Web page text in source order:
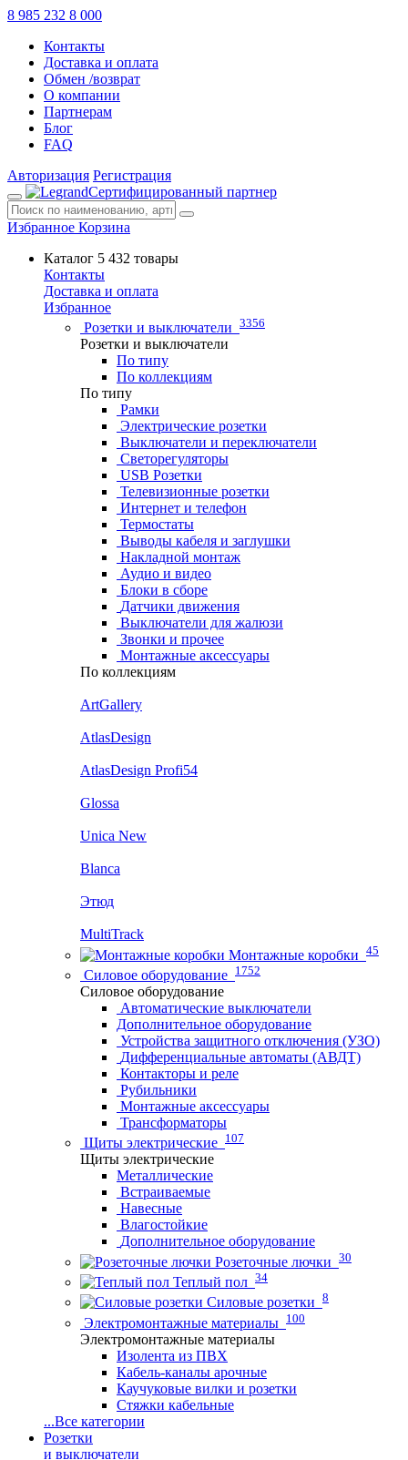
8 985 232 8 000
Контакты
Доставка и оплата
Обмен /возврат
О компании
Партнерам
Блог
FAQ
Авторизация Регистрация
Сертифицированный партнер
Избранное Корзина
Каталог 5 432 товары
Контакты
Доставка и оплата
Избранное
Розетки и выключатели 3356
Розетки и выключатели
По типу
По коллекциям
По типу
Рамки
Электрические розетки
Выключатели и переключатели
Светорегуляторы
USB Розетки
Телевизионные розетки
Интернет и телефон
Термостаты
Выводы кабеля и заглушки
Накладной монтаж
Аудио и видео
Блоки в сборе
Датчики движения
Выключатели для жалюзи
Звонки и прочее
Монтажные аксессуары
По коллекциям
ArtGallery
AtlasDesign
AtlasDesign Profi54
Glossa
Unica New
Blanca
Этюд
MultiTrack
Монтажные коробки 45
Силовое оборудование 1752
Силовое оборудование
Автоматические выключатели
Дополнительное оборудование
Устройства защитного отключения (УЗО)
Дифференциальные автоматы (АВДТ)
Контакторы и реле
Рубильники
Монтажные аксессуары
Трансформаторы
Щиты электрические 107
Щиты электрические
Металлические
Встраиваемые
Навесные
Влагостойкие
Дополнительное оборудование
Розеточные лючки 30
Теплый пол 34
Силовые розетки 8
Электромонтажные материалы 100
Электромонтажные материалы
Изолента из ПВХ
Кабель-каналы арочные
Каучуковые вилки и розетки
Стяжки кабельные
...Все категории
Розетки
и выключатели